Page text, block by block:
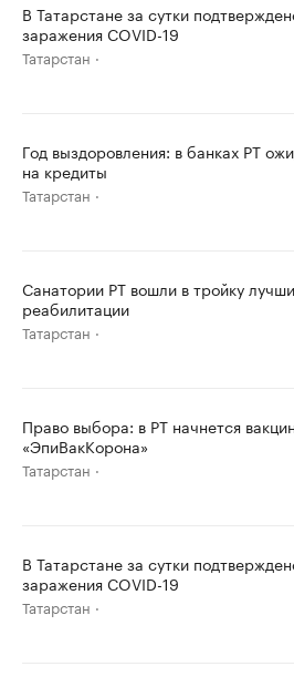
В Татарстане за сутки
заражения COVID-19
Татарстан
Год выздоровления: в банках РТ
на кредиты
Татарстан
Санатории РТ вошли в тройку
реабилитации
Татарстан
Право выбора: в РТ начнется
«ЭпиВакКорона»
Татарстан
В Татарстане за сутки
заражения COVID-19
Татарстан